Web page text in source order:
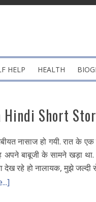
HELP HEALTH
Hindi Short
नासाज हो गयी. रात के
बाबूजी के सामने खड़ा
रहे हो नालायक, मुझे जल्दी